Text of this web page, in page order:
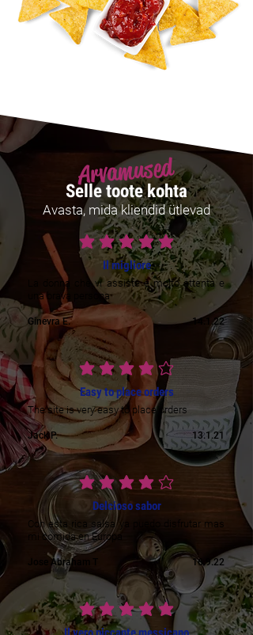
Arvamused
Selle toote kohta
Avasta, mida kliendid ütlevad
average rating is 5 out of 5
Il migliore
La donna che vi assiste è molto attenta e
una brava persona
Ginevra E. 14.1.22
average rating is 4 out of 5
Easy to place orders
The site is very easy to place orders
Jack P. 13.1.21
average rating is 4 out of 5
Delcioso sabor
Con esta rica salsa ya puedo disfrutar mas
mi comida en Europa
Jose Abraham T 16.9.22
average rating is 5 out of 5